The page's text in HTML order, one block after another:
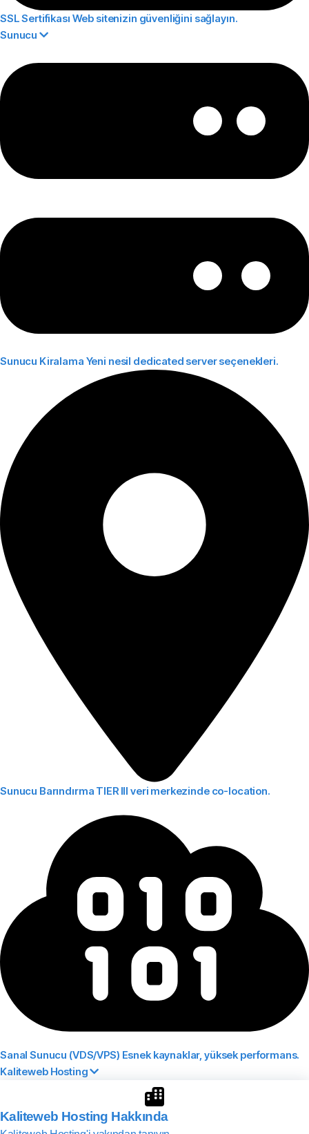
SSL Sertifikası Web sitenizin güvenliğini sağlayın.
Sunucu
Sunucu Kiralama Yeni nesil dedicated server seçenekleri.
Sunucu Barındırma TIER III veri merkezinde co-location.
Sanal Sunucu (VDS/VPS) Esnek kaynaklar, yüksek performans.
Kaliteweb Hosting
Kaliteweb Hosting Hakkında